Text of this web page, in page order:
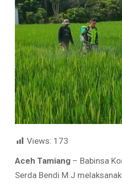
Views: 173
Aceh Tamiang – Babinsa
Serda Bendi M.J